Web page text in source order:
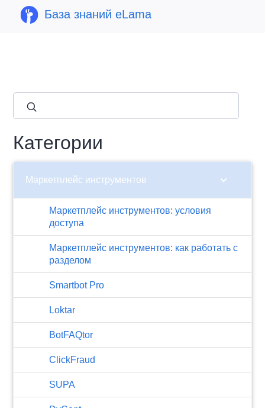
База знаний eLama
Категории
Маркетплейс инструментов chevron_right
Маркетплейс инструментов: условия
доступа
Маркетплейс инструментов: как работать с
разделом
Smartbot Pro
Loktar
BotFAQtor
​ClickFraud
SUPA